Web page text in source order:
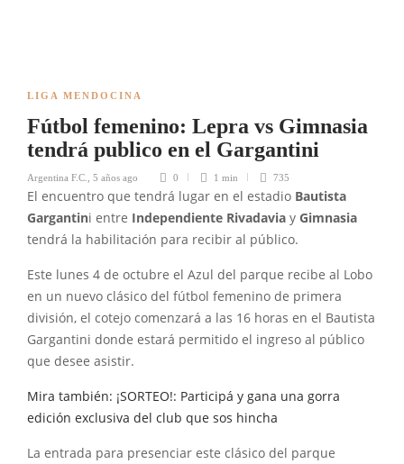
LIGA MENDOCINA
Fútbol femenino: Lepra vs Gimnasia
tendrá publico en el Gargantini
Argentina F.C. 5 años ago 0 1 min 735
El encuentro que tendrá lugar en el estadio Bautista
Gargantini entre Independiente Rivadavia y Gimnasia
tendrá la habilitación para recibir al público.
Este lunes 4 de octubre el Azul del parque recibe al Lobo
en un nuevo clásico del fútbol femenino de primera
división, el cotejo comenzará a las 16 horas en el Bautista
Gargantini donde estará permitido el ingreso al público
que desee asistir.
Mira también: ¡SORTEO!: Participá y gana una gorra
edición exclusiva del club que sos hincha
La entrada para presenciar este clásico del parque